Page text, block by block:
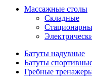
Массажные столы
Складные
Батуты надувные
Батуты
Гребные